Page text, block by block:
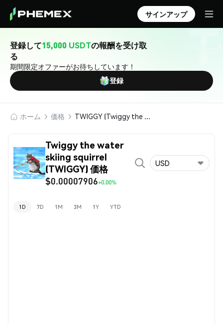
サインアップ
登録して15,000 USDTの報酬を受け取
る
期間限定オファーがお待ちしています！
登録
ホーム 価格 TWIGGY (Twiggy the water skiing squirrel)
Twiggy the water
skiing squirrel
(TWIGGY) 価格
$0.00007906+0.00%
USD
1D 7D 1M 3M 1Y YTD